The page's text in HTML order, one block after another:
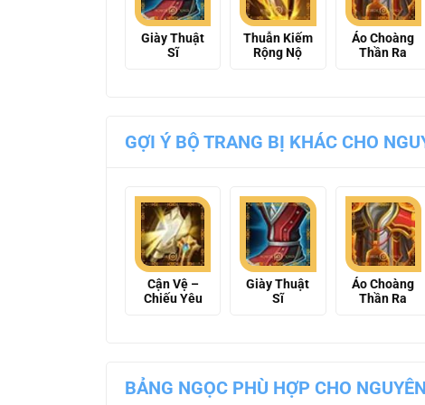
Giày Thuật
Sĩ
Thuẫn Kiếm
Rộng Nộ
Áo Choàng
Thần Ra
GỢI Ý BỘ TRANG BỊ KHÁC CHO
Cận Vệ –
Chiếu Yêu
Giày Thuật
Sĩ
Áo Choàng
Thần Ra
BẢNG NGỌC PHÙ HỢP CHO